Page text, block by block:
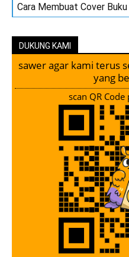
Cara Membuat Cover
DUKUNG KAMI
sawer agar kami terus
yang
scan QR